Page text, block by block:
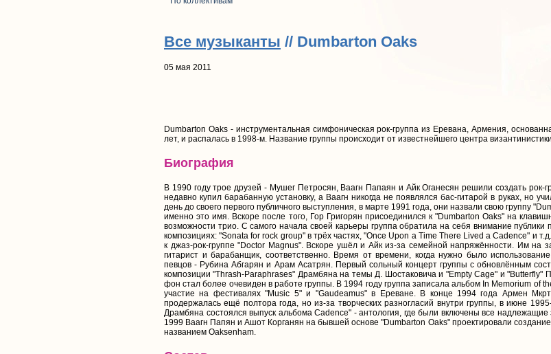
Все музыканты // Dumbarton Oaks
05 мая 2011
Dumbarton Oaks - инструментальная симфоническая рок-группа из Еревана, Армения,
лет, и распалась в 1998-м. Название группы происходит от известнейшего центра
Биография
В 1990 году трое друзей - Мушег Петросян, Ваагн Папаян и Айк Оганесян решили создать рок-
недавно купил барабанную установку, а Ваагн никогда не появлялся бас-гитарой в руках, но
день до своего первого публичного выступления, в марте 1991 года, они назвали свою группу
именно это имя. Вскоре после того, Гор Григорян присоединился к "Dumbarton Oaks" на
возможности трио. С самого начала своей карьеры группа обратила на себя внимание
композициях: "Sonata for rock group" в трёх частях, "Once Upon a Time There Lived a Cadence" и
к джаз-рок-группе "Doctor Magnus". Вскоре ушёл и Айк из-за семейной напряжённости. Им
гитарист и барабанщик, соответственно. Время от времени, когда нужно было
певцов - Рубина Абгарян и Арам Асатрян. Первый сольный концерт группы с обновлённым
композиции "Thrash-Paraphrases" Драмбяна на темы Д. Шостаковича и "Empty Cage" и "Butterfly"
фон стал более очевиден в работе группы. В 1994 году группа записала альбом In Memorium of
участие на фестивалях "Music 5" и "Gaudeamus" в Ереване. В конце 1994 года Армен
продержалась ещё полтора года, но из-за творческих разногласий внутри группы, в июне
Драмбяна состоялся выпуск альбома Cadence" - антология, где были включены все
1999 Ваагн Папян и Ашот Корганян на бывшей основе "Dumbarton Oaks" проектировали
названием Oaksenham.